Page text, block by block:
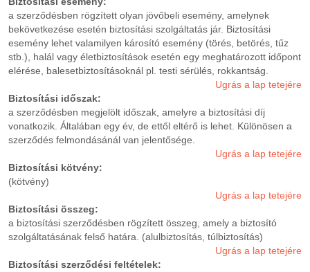
a szerződésben rögzített olyan jövőbeli esemény, amelynek
bekövetkezése esetén biztosítási szolgáltatás jár. Biztosítási
esemény lehet valamilyen károsító esemény (törés, betörés, tűz
stb.), halál vagy életbiztosítások esetén egy meghatározott időpont
elérése, balesetbiztosításoknál pl. testi sérülés, rokkantság.
Ugrás a lap tetejére
Biztosítási időszak:
a szerződésben megjelölt időszak, amelyre a biztosítási díj
vonatkozik. Általában egy év, de ettől eltérő is lehet. Különösen a
szerződés felmondásánál van jelentősége.
Ugrás a lap tetejére
Biztosítási kötvény:
(kötvény)
Ugrás a lap tetejére
Biztosítási összeg:
a biztosítási szerződésben rögzített összeg, amely a biztosító
szolgáltatásának felső határa. (alulbiztosítás, túlbiztosítás)
Ugrás a lap tetejére
Biztosítási szerződési feltételek: